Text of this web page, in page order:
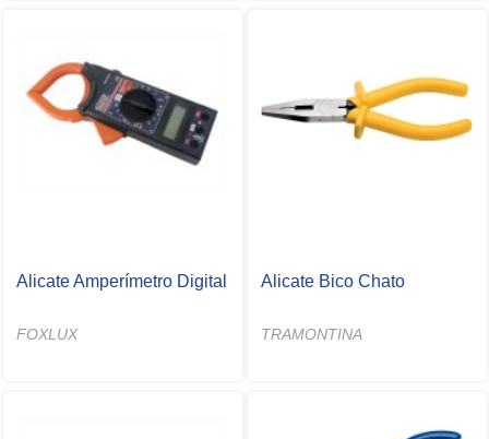
Alicate Amperímetro Digital
FOXLUX
Alicate Bico Chato
TRAMONTINA